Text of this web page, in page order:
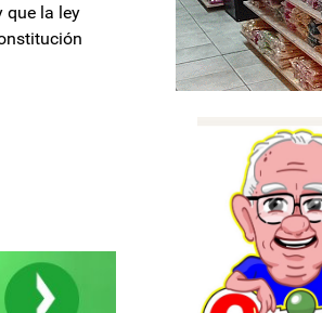
que la ley